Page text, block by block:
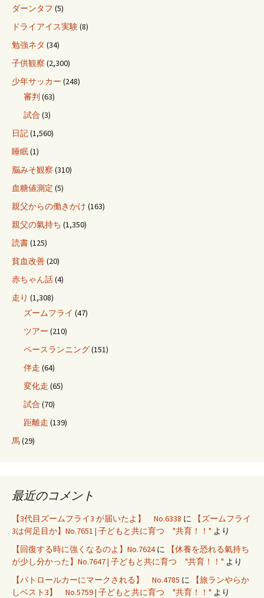
ダーンタフ (5)
ドライアイス実験(8)
勉強ネタ (34)
子供観察 (2,300)
少年サッカー (248)
審判 (63)
試合 (3)
日記(1,560)
睡眠(1)
脳みそ観察 (310)
血糖値測定 (5)
親父からの働きかけ (163)
親父の氣持ち (1,350)
読書(125)
貧血改善(20)
赤ちゃん話(4)
走り (1,308)
ズームフライ (47)
ツアー (210)
ペースランニング(151)
伴走 (64)
変化走 (65)
試合 (70)
距離走 (139)
馬(29)
最近のコメント
【3代目ズームフライ3 が届いたよ】 No.6338 に
【ズームフライ
3は何足目か】No.7651 | 子どもと共に育つ "共育！！" より
【回復する時に強くなるのよ】No.7624に
【休養を恐れる氣持ち
が少し分かった】No.7647 | 子どもと共に育つ "共育！！" より
【パトロールカーにマークされる】 No.4785 に
【旅ランやらか
しベスト3】 No.5759 | 子どもと共に育つ "共育！！" より